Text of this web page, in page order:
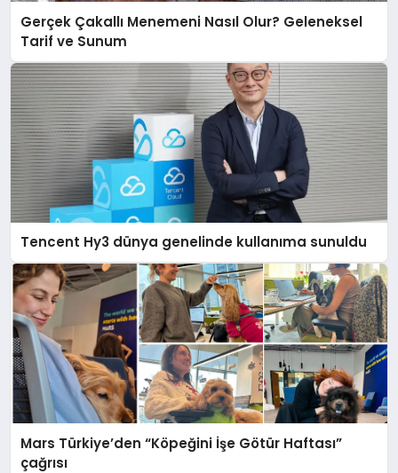
Gerçek Çakallı Menemeni Nasıl Olur? Geleneksel
Tarif ve Sunum
Tencent Hy3 dünya genelinde kullanıma sunuldu
Mars Türkiye’den “Köpeğini İşe Götür Haftası”
çağrısı